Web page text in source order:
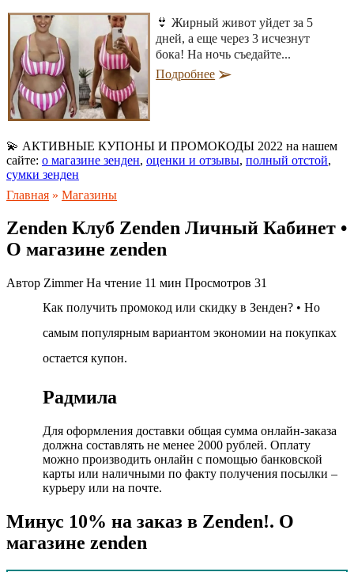
👙 Жирный живот уйдет за 5
дней, а еще через 3 исчезнут
бока! На ночь съедайте...
Подробнее
💫 АКТИВНЫЕ КУПОНЫ И ПРОМОКОДЫ 2022 на нашем
сайте: о магазине зенден, оценки и отзывы, полный отстой,
сумки зенден
Главная » Магазины
Zenden Клуб Zenden Личный Кабинет •
О магазине zenden
Автор Zimmer На чтение 11 мин Просмотров 31
Как получить промокод или скидку в Зенден? • Но
самым популярным вариантом экономии на покупках
остается купон.
Радмила
Для оформления доставки общая сумма онлайн-заказа
должна составлять не менее 2000 рублей. Оплату
можно производить онлайн с помощью банковской
карты или наличными по факту получения посылки –
курьеру или на почте.
Минус 10% на заказ в Zenden!. О
магазине zenden